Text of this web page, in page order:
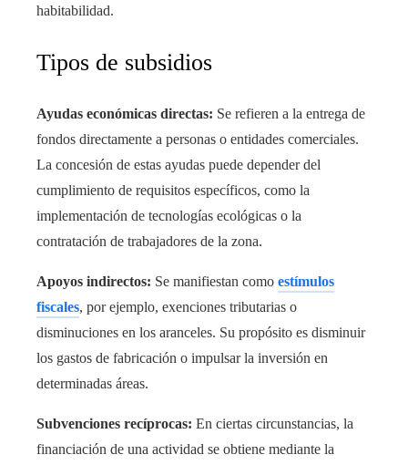
habitabilidad.
Tipos de subsidios
Ayudas económicas directas: Se refieren a la entrega de
fondos directamente a personas o entidades comerciales.
La concesión de estas ayudas puede depender del
cumplimiento de requisitos específicos, como la
implementación de tecnologías ecológicas o la
contratación de trabajadores de la zona.
Apoyos indirectos: Se manifiestan como estímulos
fiscales, por ejemplo, exenciones tributarias o
disminuciones en los aranceles. Su propósito es disminuir
los gastos de fabricación o impulsar la inversión en
determinadas áreas.
Subvenciones recíprocas: En ciertas circunstancias, la
financiación de una actividad se obtiene mediante la